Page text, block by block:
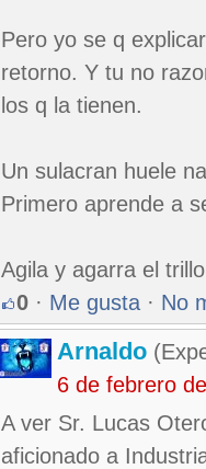
Pero yo se q
retorno. Y tu no
los q la tienen.
Un sulacran huele
Primero aprende a
Agila y agarra el
0 · Me gusta · No
Arnaldo
6 de febrero
A ver Sr. Lucas
aficionado a